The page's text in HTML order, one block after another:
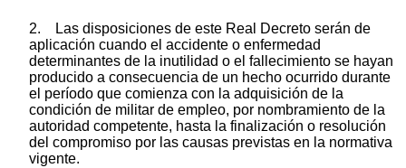
2. Las disposiciones de este Real Decreto serán de
aplicación cuando el accidente o enfermedad
determinantes de la inutilidad o el fallecimiento se hayan
producido a consecuencia de un hecho ocurrido durante
el período que comienza con la adquisición de la
condición de militar de empleo, por nombramiento de la
autoridad competente, hasta la finalización o resolución
del compromiso por las causas previstas en la normativa
vigente.